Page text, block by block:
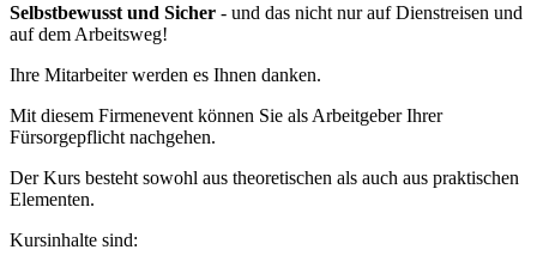
Selbstbewusst und Sicher - und das nicht nur auf Dienstreisen und
auf dem Arbeitsweg!
Ihre Mitarbeiter werden es Ihnen danken.
Mit diesem Firmenevent können Sie als Arbeitgeber Ihrer
Fürsorgepflicht nachgehen.
Der Kurs besteht sowohl aus theoretischen als auch aus praktischen
Elementen.
Kursinhalte sind: